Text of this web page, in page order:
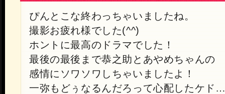
ぴんとこな終わっちゃいましたね。
撮影お疲れ様でした(^^)
ホントに最高のドラマでした！
最後の最後まで恭之助とあやめちゃんの
感情にソワソワしちゃいましたよ！
一弥もどぅなるんだろって心配したケド